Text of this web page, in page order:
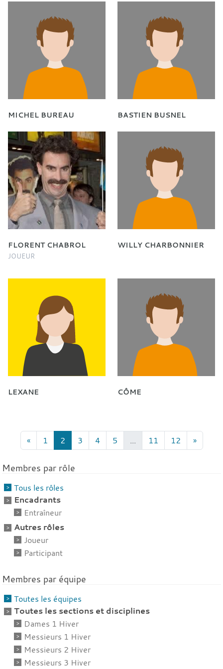
MICHEL BUREAU BASTIEN BUSNEL
FLORENT CHABROL
JOUEUR
WILLY CHARBONNIER
LEXANE CÔME
« 1 2 3 4 5 ... 11 12 »
Membres par rôle
Tous les rôles
Encadrants
Entraîneur
Autres rôles
Joueur
Participant
Membres par équipe
Toutes les équipes
Toutes les sections et disciplines
Dames 1 Hiver
Messieurs 1 Hiver
Messieurs 2 Hiver
Messieurs 3 Hiver